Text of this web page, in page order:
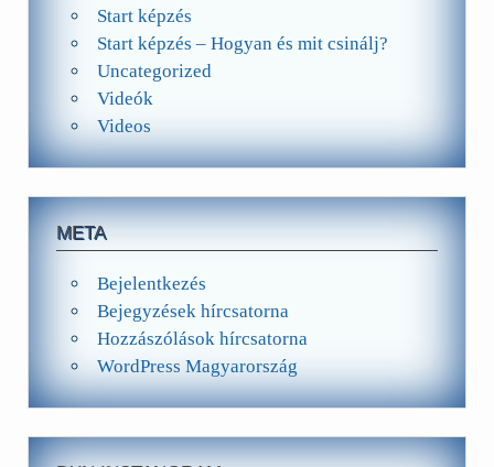
Start képzés
Start képzés – Hogyan és mit csinálj?
Uncategorized
Videók
Videos
META
Bejelentkezés
Bejegyzések hírcsatorna
Hozzászólások hírcsatorna
WordPress Magyarország